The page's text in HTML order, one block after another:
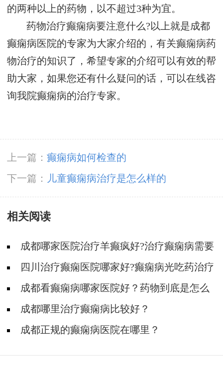
的两种以上的药物，以不超过3种为宜。
药物治疗癫痫病要注意什么?以上就是成都
癫痫病医院的专家为大家介绍的，有关癫痫病药
物治疗的知识了，希望专家的介绍可以有效的帮
助大家，如果您还有什么疑问的话，可以在线咨
询我院癫痫病的治疗专家。
上一篇： 癫痫病如何检查的
下一篇：
儿童癫痫病治疗是怎么样的
相关阅读
成都哪家医院治疗羊癫疯好?治疗癫痫病需要
一直吃药吗?
四川治疗癫痫医院哪家好?癫痫病光吃药治疗
能好吗?
成都看癫痫病哪家医院好？药物到底是怎么
治疗癫痫病的?
成都哪里治疗癫痫病比较好？
成都正规的癫痫病医院在哪里？